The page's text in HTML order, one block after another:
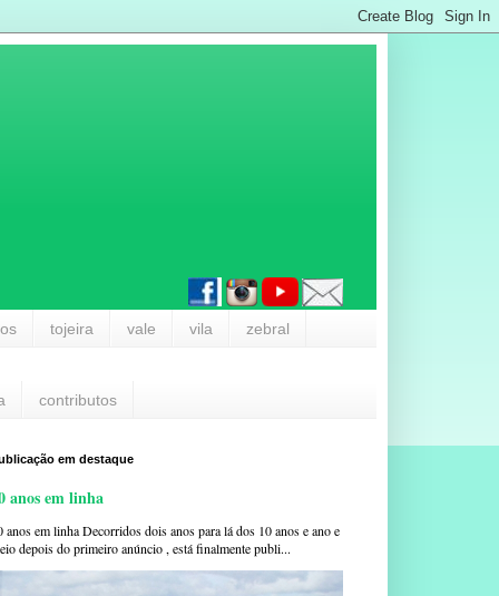
tojeira vale vila zebral
contributos
em destaque
anos em linha
anos em linha Decorridos dois anos para lá dos 10 anos e ano e
depois do primeiro anúncio , está finalmente publi...